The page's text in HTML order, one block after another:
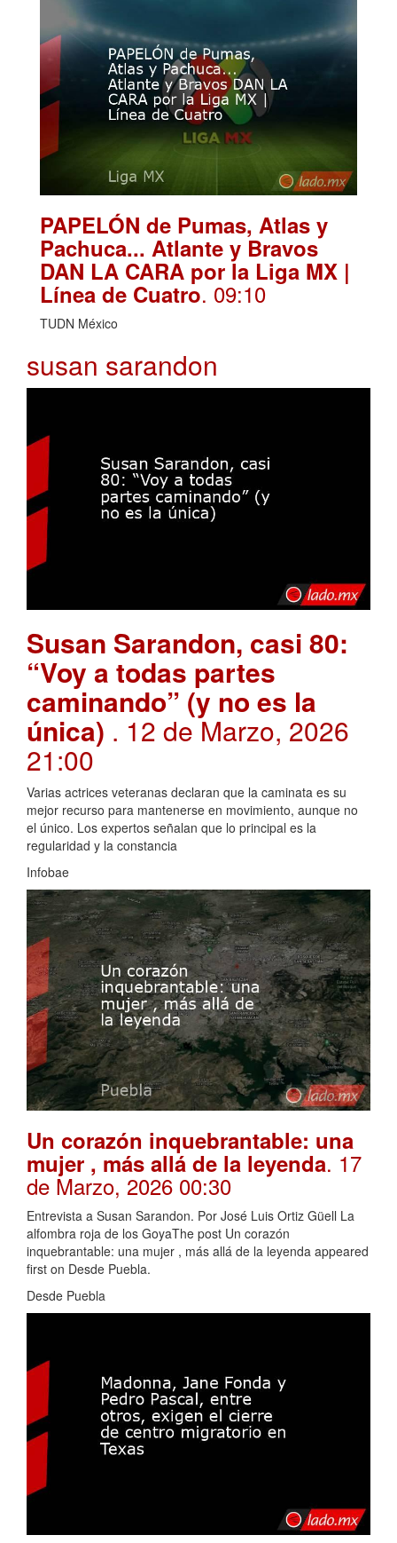
PAPELÓN de Pumas, Atlas y
Pachuca... Atlante y Bravos
DAN LA CARA por la Liga MX |
Línea de Cuatro. 09:10
TUDN México
susan sarandon
Susan Sarandon, casi 80:
“Voy a todas partes
caminando” (y no es la
única) . 12 de Marzo, 2026
21:00
Varias actrices veteranas declaran que la caminata es su
mejor recurso para mantenerse en movimiento, aunque no
el único. Los expertos señalan que lo principal es la
regularidad y la constancia
Infobae
Un corazón inquebrantable: una
mujer , más allá de la leyenda. 17
de Marzo, 2026 00:30
Entrevista a Susan Sarandon. Por José Luis Ortiz Güell La
alfombra roja de los GoyaThe post Un corazón
inquebrantable: una mujer , más allá de la leyenda appeared
first on Desde Puebla.
Desde Puebla